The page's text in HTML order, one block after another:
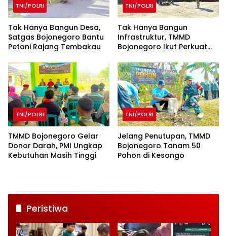
TNI/POLRI
Tak Hanya Bangun Desa,
Satgas Bojonegoro Bantu
Petani Rajang Tembakau
TNI/POLRI
Tak Hanya Bangun
Infrastruktur, TMMD
Bojonegoro Ikut Perkuat
Penghijauan
TNI/POLRI
TMMD Bojonegoro Gelar
Donor Darah, PMI Ungkap
Kebutuhan Masih Tinggi
TNI/POLRI
Jelang Penutupan, TMMD
Bojonegoro Tanam 50
Pohon di Kesongo
Peristiwa